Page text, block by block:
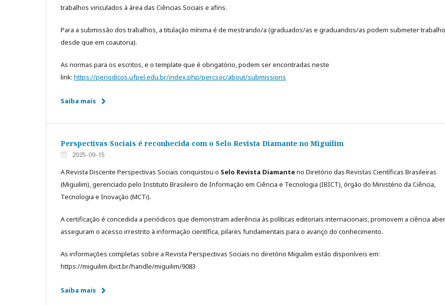
trabalhos vinculados à área das Ciências Sociais e afins.
Para a submissão dos trabalhos, a titulação mínima é de mestrando/a (graduados/as e graduandos/as podem submeter
desde que em coautoria).
As normas para os escritos, e o template que é obrigatório, podem ser encontradas neste
link: https://periodicos.ufpel.edu.br/index.php/percsoc/about/submissions
Saiba mais
Perspectivas Sociais é reconhecida com o Selo Revista Diamante no Miguilim
2025-09-15
A Revista Discente Perspectivas Sociais conquistou o Selo Revista Diamanteno Diretório das Revistas Científicas Brasileiras
(Miguilim), gerenciado pelo Instituto Brasileiro de Informação em Ciência e Tecnologia (IBICT), órgão do Ministério da Ciência,
Tecnologia e Inovação (MCTi).
A certificação é concedida a periódicos que demonstram aderência às políticas editoriais internacionais, promovem a ciência
asseguram o acesso irrestrito à informação científica, pilares fundamentais para o avanço do conhecimento.
As informações completas sobre a Revista Perspectivas Sociais no diretório Miguilim estão disponíveis em:
https://miguilim.ibict.br/handle/miguilim/9083
Saiba mais